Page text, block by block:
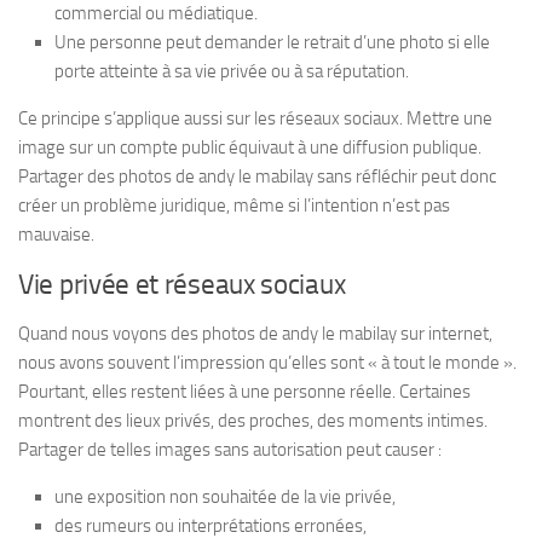
commercial ou médiatique.
Une personne peut demander le retrait d’une photo si elle
porte atteinte à sa vie privée ou à sa réputation.
Ce principe s’applique aussi sur les réseaux sociaux. Mettre une
image sur un compte public équivaut à une diffusion publique.
Partager des photos de andy le mabilay sans réfléchir peut donc
créer un problème juridique, même si l’intention n’est pas
mauvaise.
Vie privée et réseaux sociaux
Quand nous voyons des photos de andy le mabilay sur internet,
nous avons souvent l’impression qu’elles sont « à tout le monde ».
Pourtant, elles restent liées à une personne réelle. Certaines
montrent des lieux privés, des proches, des moments intimes.
Partager de telles images sans autorisation peut causer :
une exposition non souhaitée de la vie privée,
des rumeurs ou interprétations erronées,